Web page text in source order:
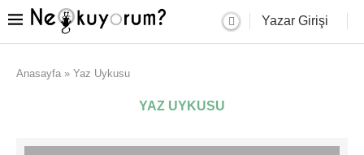
Yazar Girişi
Anasayfa » Yaz Uykusu
YAZ UYKUSU